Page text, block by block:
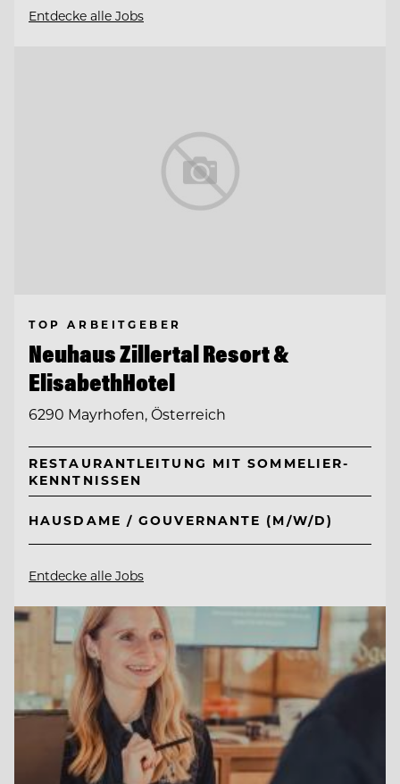
Entdecke alle Jobs
TOP ARBEITGEBER
Neuhaus Zillertal Resort &
ElisabethHotel
6290 Mayrhofen, Österreich
RESTAURANTLEITUNG MIT SOMMELIER-
KENNTNISSEN
HAUSDAME / GOUVERNANTE (M/W/D)
Entdecke alle Jobs